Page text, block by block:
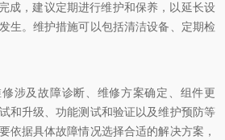
，建议定期进行维护和保养，以延长设
生。维护措施可以包括清洁设备、定期检
及故障诊断、维修方案确定、组件更
和升级、功能测试和验证以及维护预防等
依据具体故障情况选择合适的解决方案，